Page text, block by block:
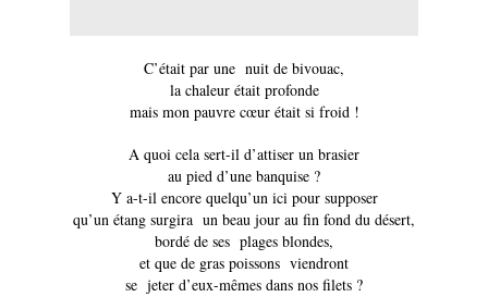
C’était par une nuit de bivouac,
la chaleur était profonde
mais mon pauvre cœur était si froid !
A quoi cela sert-il d’attiser un brasier
au pied d’une banquise ?
Y a-t-il encore quelqu’un ici pour supposer
qu’un étang surgira un beau jour au fin fond du désert,
bordé de ses plages blondes,
et que de gras poissons viendront
se jeter d’eux-mêmes dans nos filets ?